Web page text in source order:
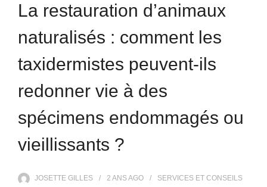
La restauration d’animaux
naturalisés : comment les
taxidermistes peuvent-ils
redonner vie à des
spécimens endommagés ou
vieillissants ?
JOSETTE GILLES 2 ANSAGO SERVICES ET CONSEILS